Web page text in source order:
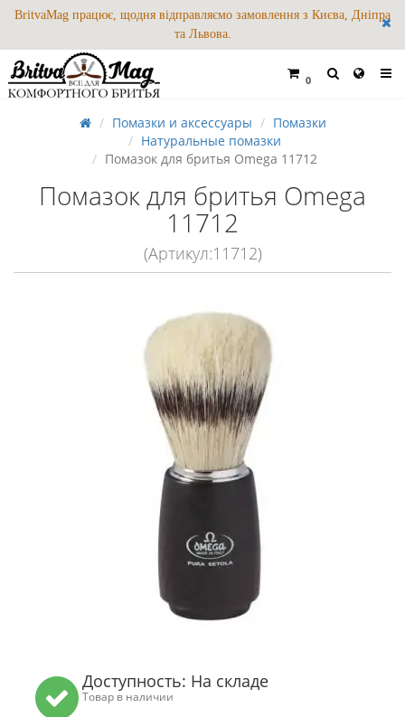
BritvaMag працює, щодня відправляємо замовлення з Києва, Дніпра
та Львова.
0
Помазки и аксессуары
Помазки
Натуральные помазки
Помазок для бритья Omega 11712
Помазок для бритья Omega
11712
(Артикул:11712)
Доступность: На складе
Товар в наличии